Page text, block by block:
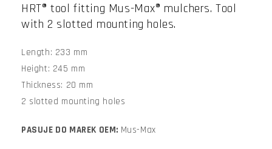
HRT® tool fitting Mus-Max® mulchers. Tool
with 2 slotted mounting holes.
Length: 233 mm
Height: 245 mm
Thickness: 20 mm
2 slotted mounting holes
PASUJE DO MAREK OEM: Mus-Max